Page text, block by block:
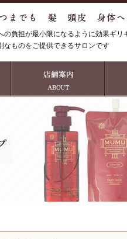
の負担が最小限になるように効果ギ
なものをご提供できるサロンです